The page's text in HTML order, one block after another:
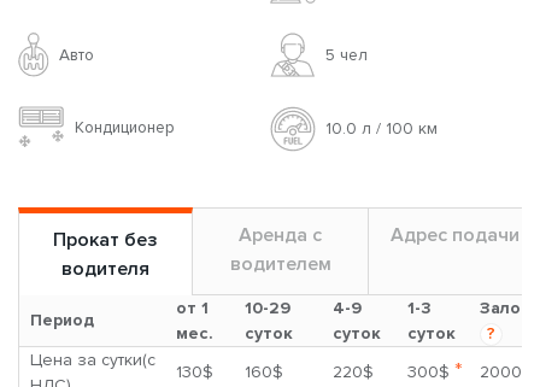
Авто 5 чел
Кондиционер 10.0 л / 100 км
Прокат без
водителя
Аренда с
водителем
Адрес подачи
Период
от 1
мес.
10-29
суток
4-9
суток
1-3
суток
Залог
?
Цена за сутки(с
130$ 160$ 220$ 300$ * 2000$